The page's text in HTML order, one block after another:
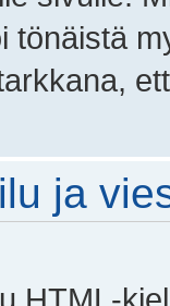
tönäistä
ja
HTML-